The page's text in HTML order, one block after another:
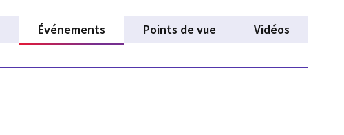
Événements (active tab)Points de vue Vidéos